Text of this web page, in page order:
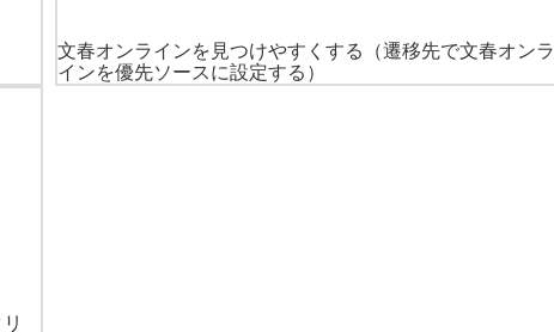
文春オンラインを見つけやすくする
（遷移先で文春オンラ
インを優先ソースに設定する）